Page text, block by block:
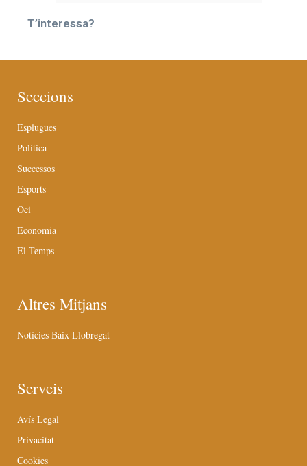
T’interessa?
Seccions
Esplugues
Política
Successos
Esports
Oci
Economia
El Temps
Altres Mitjans
Notícies Baix Llobregat
Serveis
Avís Legal
Privacitat
Cookies